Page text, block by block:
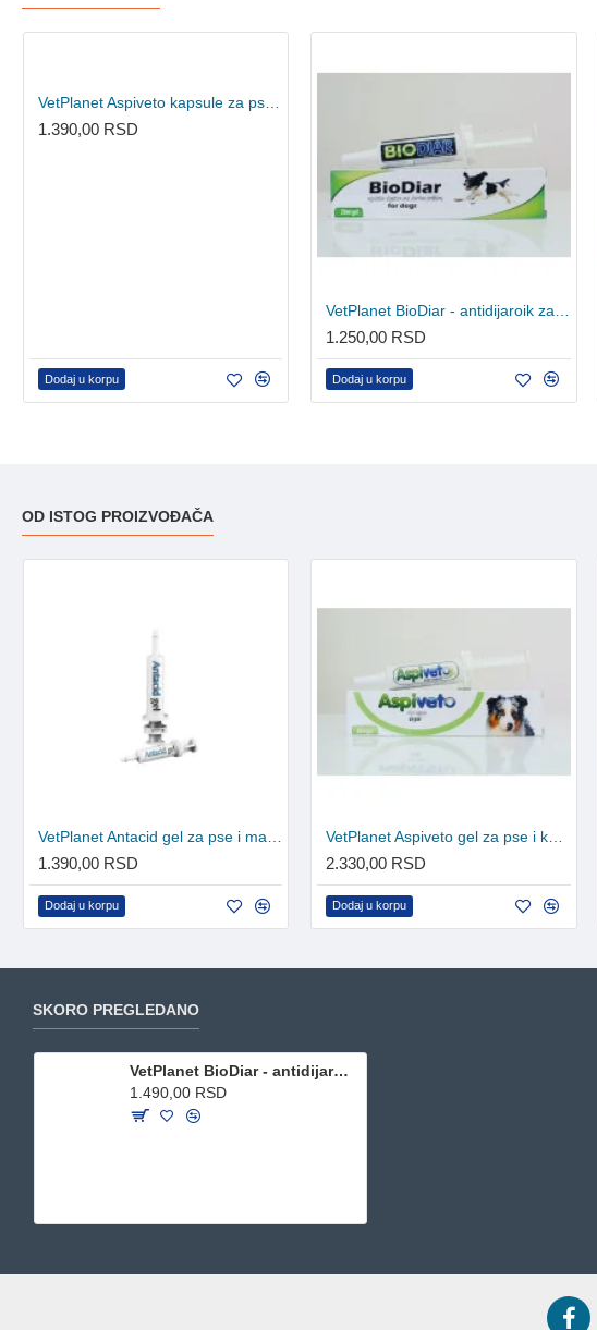
VetPlanet Aspiveto kapsule za pse i mačke 70 kapsula
1.390,00 RSD
Dodaj u korpu
1.250,00 RSD
Dodaj u korpu
OD ISTOG PROIZVOĐAČA
VetPlanet Antacid gel za pse i mačke 20ml
1.390,00 RSD
Dodaj u korpu
VetPlanet Aspiveto gel za pse i konje 100ml
2.330,00 RSD
Dodaj u korpu
SKORO PREGLEDANO
VetPlanet BioDiar - antidijaroik za pse i mačke 70 kapsula
1.490,00 RSD